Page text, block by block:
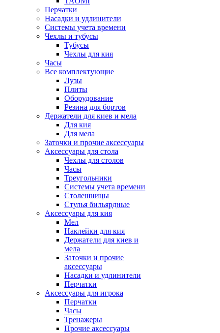
Перчатки
Насадки и удлинители
Системы учета времени
Чехлы и тубусы
Тубусы
Чехлы для кия
Часы
Все комплектующие
Лузы
Плиты
Оборудование
Резина для бортов
Держатели для киев и мела
Для кия
Для мела
Заточки и прочие аксессуары
Аксессуары для стола
Чехлы для столов
Часы
Треугольники
Системы учета времени
Столешницы
Стулья бильярдные
Аксессуары для кия
Мел
Наклейки для кия
Держатели для киев и
мела
Заточки и прочие
аксессуары
Насадки и удлинители
Перчатки
Аксессуары для игрока
Перчатки
Часы
Тренажеры
Прочие аксессуары